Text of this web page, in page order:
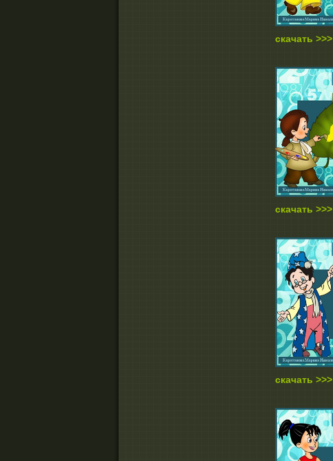
скачать >>>
скачать >>>
скачать >>>